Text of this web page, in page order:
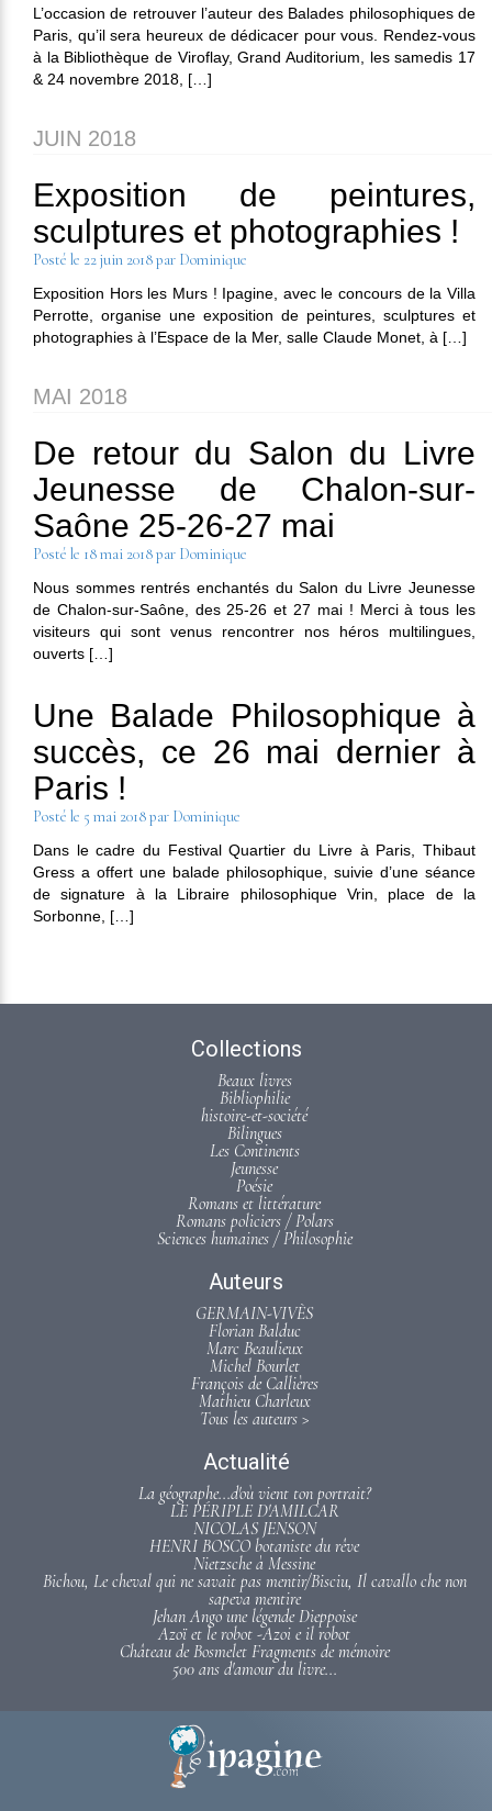
L’occasion de retrouver l’auteur des Balades philosophiques de
Paris, qu’il sera heureux de dédicacer pour vous. Rendez-vous
à la Bibliothèque de Viroflay, Grand Auditorium, les samedis 17
& 24 novembre 2018, […]
JUIN 2018
Exposition de peintures,
sculptures et photographies !
Posté le 22 juin 2018par Dominique
Exposition Hors les Murs ! Ipagine, avec le concours de la Villa
Perrotte, organise une exposition de peintures, sculptures et
photographies à l’Espace de la Mer, salle Claude Monet, à […]
MAI 2018
De retour du Salon du Livre
Jeunesse de Chalon-sur-
Saône 25-26-27 mai
Posté le 18 mai 2018par Dominique
Nous sommes rentrés enchantés du Salon du Livre Jeunesse
de Chalon-sur-Saône, des 25-26 et 27 mai ! Merci à tous les
visiteurs qui sont venus rencontrer nos héros multilingues,
ouverts […]
Une Balade Philosophique à
succès, ce 26 mai dernier à
Paris !
Posté le 5 mai 2018par Dominique
Dans le cadre du Festival Quartier du Livre à Paris, Thibaut
Gress a offert une balade philosophique, suivie d’une séance
de signature à la Libraire philosophique Vrin, place de la
Sorbonne, […]
Collections
Beaux livres
Bibliophilie
histoire-et-société
Bilingues
Les Continents
Jeunesse
Poésie
Romans et littérature
Romans policiers / Polars
Sciences humaines / Philosophie
Auteurs
GERMAIN-VIVÈS
Florian Balduc
Marc Beaulieux
Michel Bourlet
François de Callières
Mathieu Charleux
Tous les auteurs >
Actualité
La géographe...d'où vient ton portrait?
LE PÉRIPLE D'AMILCAR
NICOLAS JENSON
HENRI BOSCO botaniste du rêve
Nietzsche à Messine
Bichou, Le cheval qui ne savait pas mentir/Bisciu, Il cavallo che non
sapeva mentire
Jehan Ango une légende Dieppoise
Azoï et le robot -Azoi e il robot
Château de Bosmelet Fragments de mémoire
500 ans d'amour du livre...